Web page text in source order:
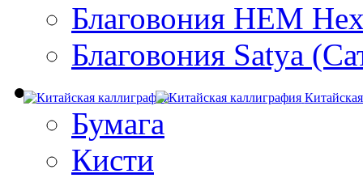
Благовония HEM
Благовония Satya
Бумага
Кисти